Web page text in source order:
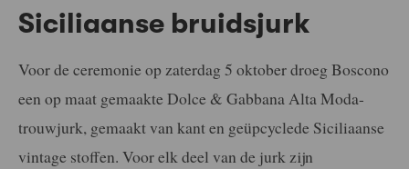
Siciliaanse bruidsjurk
Voor de ceremonie op zaterdag 5 oktober droeg Boscono
een op maat gemaakte Dolce & Gabbana Alta Moda-
trouwjurk, gemaakt van kant en geüpcyclede Siciliaanse
vintage stoffen. Voor elk deel van de jurk zijn